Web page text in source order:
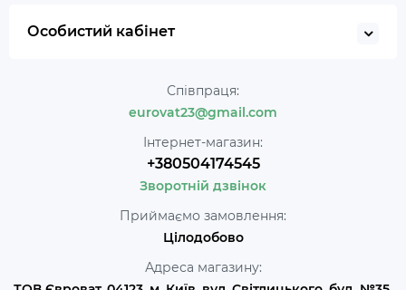
Особистий кабінет
Співпраця:
eurovat23@gmail.com
Інтернет-магазин:
+380504174545
Зворотній дзвінок
Приймаємо замовлення:
Цілодобово
Адреса магазину: